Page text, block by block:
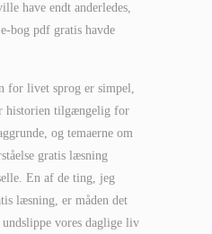
have endt anderledes,
bog pdf gratis havde
for livet sprog er simpel,
historien tilgængelig for
og temaerne om
gratis læsning
En af de ting, jeg
læsning, er måden det
vores daglige liv